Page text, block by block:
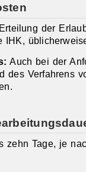
der
IHK,
Auch bei der
des Verfahrens
zehn Tage, je